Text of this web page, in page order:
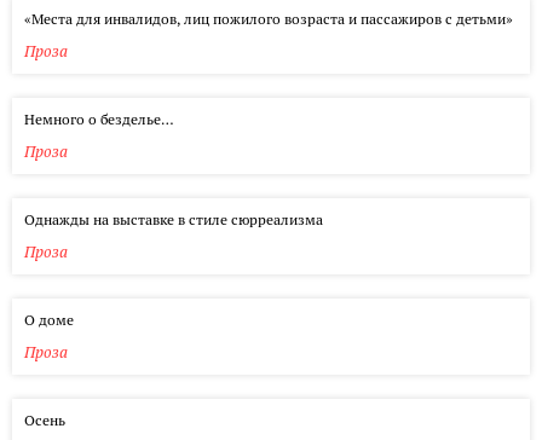
«Места для инвалидов, лиц пожилого возраста и пассажиров с детьми»
Проза
Немного о безделье…
Проза
Однажды на выставке в стиле сюрреализма
Проза
О доме
Проза
Осень